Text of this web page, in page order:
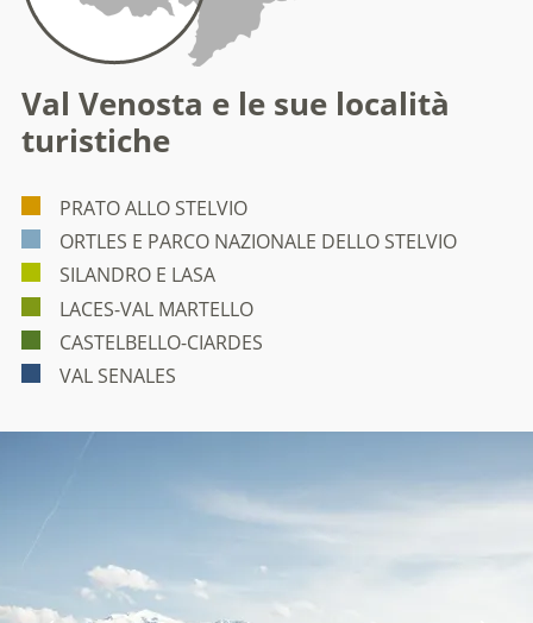
Val Venosta e le sue località
turistiche
PRATO ALLO STELVIO
ORTLES E PARCO NAZIONALE DELLO STELVIO
SILANDRO E LASA
LACES-VAL MARTELLO
CASTELBELLO-CIARDES
VAL SENALES